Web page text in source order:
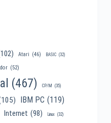
Atari (46) BASIC (32)
(52)
(467) CP/M (35)
IBM PC (119)
Internet (98) Linux (32)